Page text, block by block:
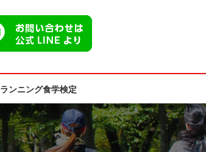
ランニング食学検定